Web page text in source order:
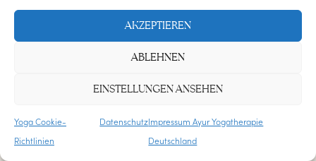
AKZEPTIEREN
ABLEHNEN
EINSTELLUNGEN ANSEHEN
Yoga Cookie-
Richtlinien
Datenschutz Impressum Ayur Yogatherapie
Deutschland
UNSERE YOGA AUSBILDUNGEN
ERWEITERE DEINE